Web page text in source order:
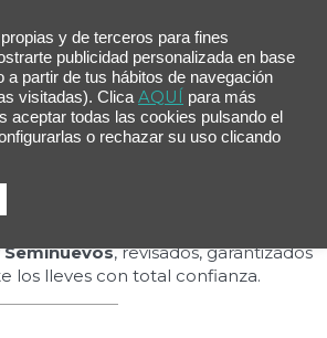
más por
Seminuevos, revisados, garantizados
los lleves con total confianza.
y de terceros para fines
publicidad personalizada en base
a partir de tus hábitos de navegación
visitadas). Clica AQUÍ para más
aceptar todas las cookies pulsando el
o rechazar su uso clicando